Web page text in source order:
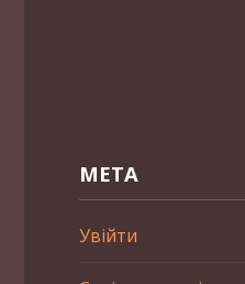
МЕТА
Увійти